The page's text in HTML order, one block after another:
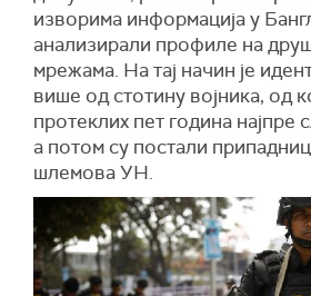
изворима информација у
анализирали профиле на
мрежама. На тај начин је
више од стотину војника, од
протеклих пет година најпре
а потом су постали
шлемова УН.